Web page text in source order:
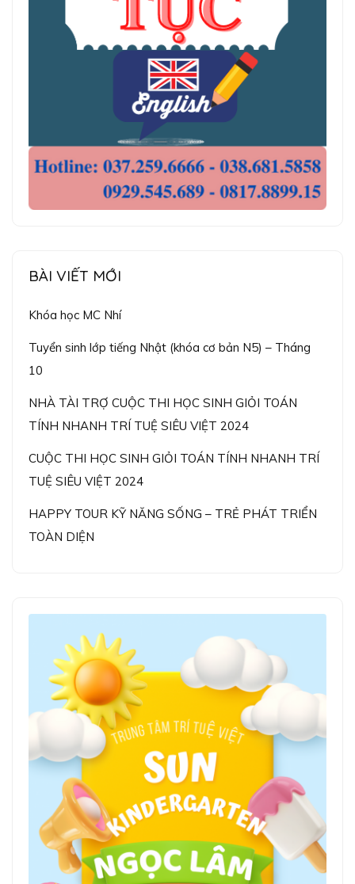
BÀI VIẾT MỚI
Khóa học MC Nhí
Tuyển sinh lớp tiếng Nhật (khóa cơ bản N5) – Tháng
10
NHÀ TÀI TRỢ CUỘC THI HỌC SINH GIỎI TOÁN
TÍNH NHANH TRÍ TUỆ SIÊU VIỆT 2024
CUỘC THI HỌC SINH GIỎI TOÁN TÍNH NHANH TRÍ
TUỆ SIÊU VIỆT 2024
HAPPY TOUR KỸ NĂNG SỐNG – TRẺ PHÁT TRIỂN
TOÀN DIỆN